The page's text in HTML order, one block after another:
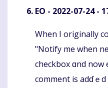
EO - 2022-07-24 -
Komentaras
When I originally
"Notify me when
checkbox ɑnd now
comment is adɗｅ